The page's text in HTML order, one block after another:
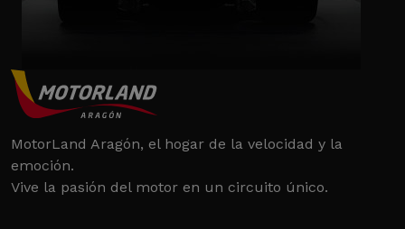
MotorLand Aragón, el hogar de la velocidad y la
emoción.
Vive la pasión del motor en un circuito único.